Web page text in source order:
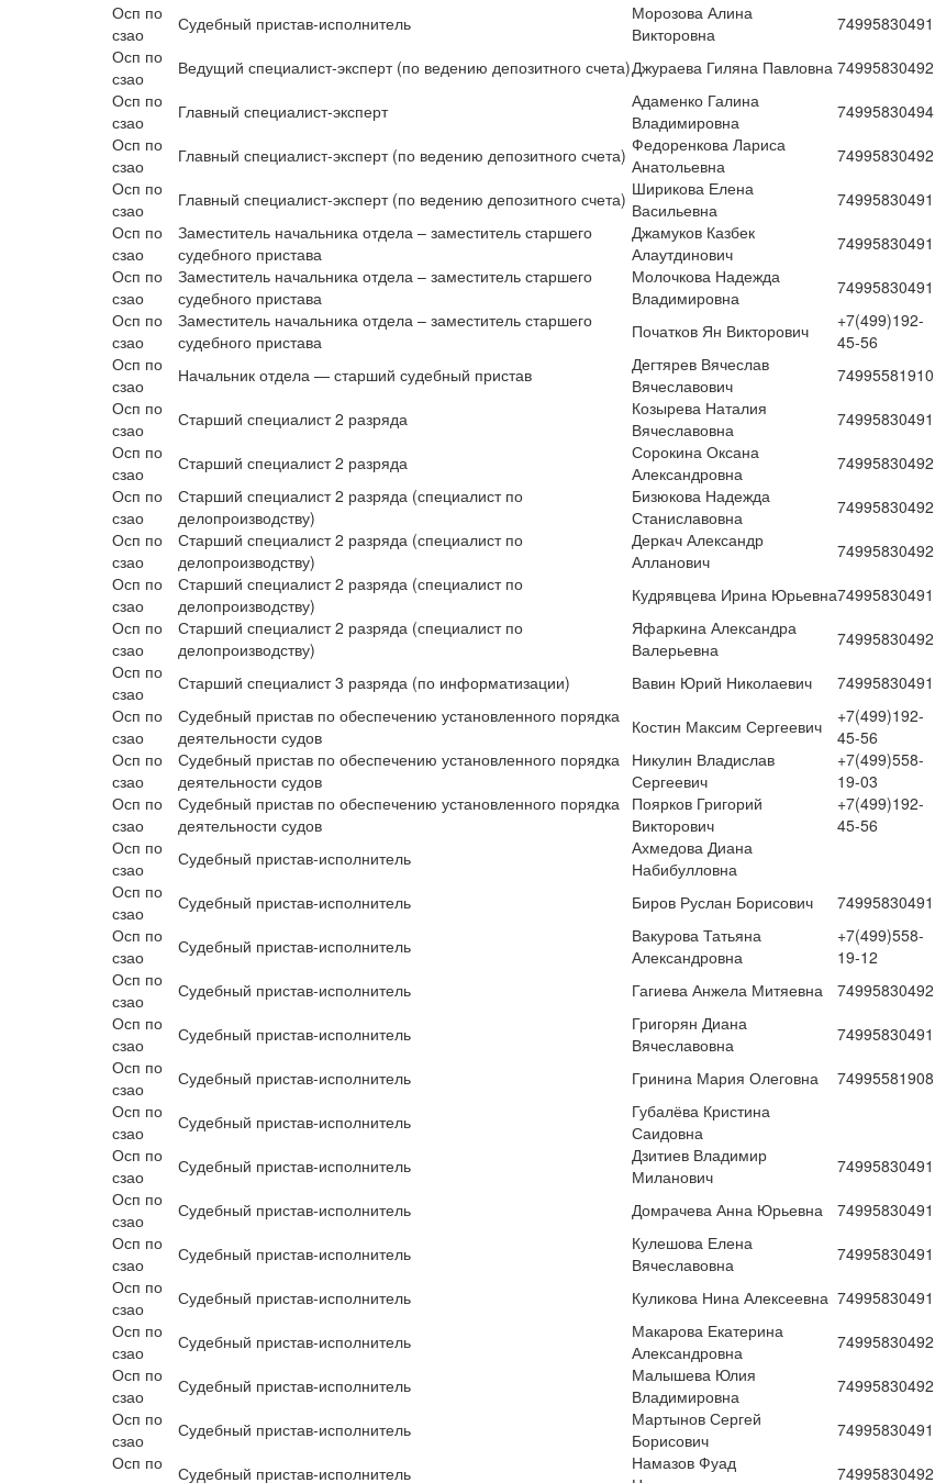
Осп по
сзао
Судебный пристав-исполнитель
Морозова Алина
Викторовна
74995830491
Осп по
сзао
Ведущий специалист-эксперт (по ведению депозитного счета)Джураева Гиляна Павловна 74995830492
Осп по
сзао
Главный специалист-эксперт
Адаменко Галина
Владимировна
74995830494
Осп по
сзао
Главный специалист-эксперт (по ведению депозитного счета) Федоренкова Лариса
Анатольевна
74995830492
Осп по
сзао
Главный специалист-эксперт (по ведению депозитного счета) Ширикова Елена
Васильевна
74995830491
Осп по
сзао
Заместитель начальника отдела – заместитель старшего
судебного пристава
Джамуков Казбек
Алаутдинович
74995830491
Осп по
сзао
Заместитель начальника отдела – заместитель старшего
судебного пристава
Молочкова Надежда
Владимировна
74995830491
Осп по
сзао
Заместитель начальника отдела – заместитель старшего
судебного пристава
Початков Ян Викторович
+7(499)192-
45-56
Осп по
сзао
Начальник отдела — старший судебный пристав
Дегтярев Вячеслав
Вячеславович
74995581910
Осп по
сзао
Старший специалист 2 разряда
Козырева Наталия
Вячеславовна
74995830491
Осп по
сзао
Старший специалист 2 разряда
Сорокина Оксана
Александровна
74995830492
Осп по
сзао
Старший специалист 2 разряда (специалист по
делопроизводству)
Бизюкова Надежда
Станиславовна
74995830492
Осп по
сзао
Старший специалист 2 разряда (специалист по
делопроизводству)
Деркач Александр
Алланович
74995830492
Осп по
сзао
Старший специалист 2 разряда (специалист по
делопроизводству)
Кудрявцева Ирина Юрьевна74995830491
Осп по
сзао
Старший специалист 2 разряда (специалист по
делопроизводству)
Яфаркина Александра
Валерьевна
74995830492
Осп по
сзао
Старший специалист 3 разряда (по информатизации) Вавин Юрий Николаевич
74995830491
Осп по
сзао
Судебный пристав по обеспечению установленного порядка
деятельности судов
Костин Максим Сергеевич
+7(499)192-
45-56
Осп по
сзао
Судебный пристав по обеспечению установленного порядка
деятельности судов
Никулин Владислав
Сергеевич
+7(499)558-
19-03
Осп по
сзао
Судебный пристав по обеспечению установленного порядка
деятельности судов
Поярков Григорий
Викторович
+7(499)192-
45-56
Осп по
сзао
Судебный пристав-исполнитель
Ахмедова Диана
Набибулловна
Осп по
сзао
Судебный пристав-исполнитель Биров Руслан Борисович
74995830491
Осп по
сзао
Судебный пристав-исполнитель
Вакурова Татьяна
Александровна
+7(499)558-
19-12
Осп по
сзао
Судебный пристав-исполнитель Гагиева Анжела Митяевна
74995830492
Осп по
сзао
Судебный пристав-исполнитель
Григорян Диана
Вячеславовна
74995830491
Осп по
сзао
Судебный пристав-исполнитель Гринина Мария Олеговна
74995581908
Осп по
сзао
Судебный пристав-исполнитель
Губалёва Кристина
Саидовна
Осп по
сзао
Судебный пристав-исполнитель
Дзитиев Владимир
Миланович
74995830491
Осп по
сзао
Судебный пристав-исполнитель Домрачева Анна Юрьевна
74995830491
Осп по
сзао
Судебный пристав-исполнитель
Кулешова Елена
Вячеславовна
74995830491
Осп по
сзао
Судебный пристав-исполнитель Куликова Нина Алексеевна 74995830491
Осп по
сзао
Судебный пристав-исполнитель
Макарова Екатерина
Александровна
74995830492
Осп по
сзао
Судебный пристав-исполнитель
Малышева Юлия
Владимировна
74995830492
Осп по
сзао
Судебный пристав-исполнитель
Мартынов Сергей
Борисович
74995830491
Осп по
Судебный пристав-исполнитель
Намазов Фуад
74995830492